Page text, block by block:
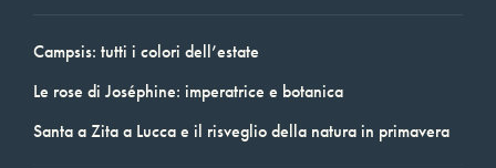
Campsis: tutti i colori dell’estate
Le rose di Joséphine: imperatrice e botanica
Santa a Zita a Lucca e il risveglio della natura in primavera